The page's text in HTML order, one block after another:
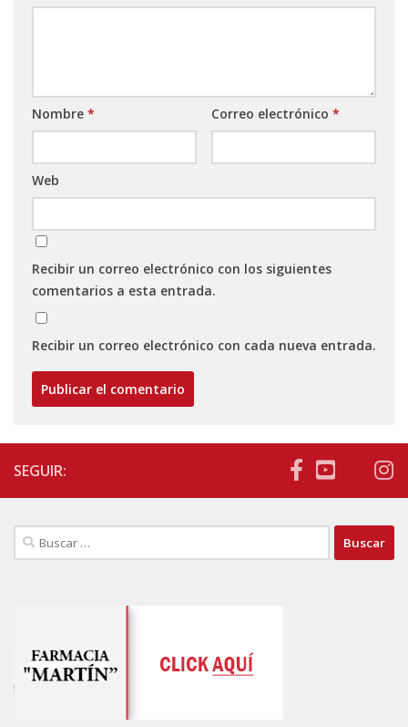
Nombre * Correo electrónico *
Web
Recibir un correo electrónico con los siguientes
comentarios a esta entrada.
Recibir un correo electrónico con cada nueva entrada.
SEGUIR:
Buscar: